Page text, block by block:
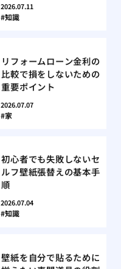
2026.07.11
知識
リフォームローン金利の
比較で損をしないための
重要ポイント
2026.07.07
家
初心者でも失敗しないセ
ルフ壁紙張替えの基本手
順
2026.07.04
知識
壁紙を自分で貼るために